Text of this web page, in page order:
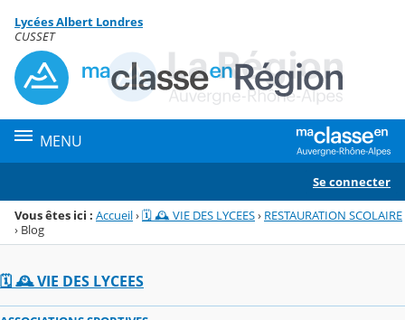
Menu de la rubrique
Contenu
Lycées Albert Londres
CUSSET
MENU
Se connecter
Vous êtes ici : Accueil›🗓️ 🕰️ VIE DES LYCEES› RESTAURATION SCOLAIRE
› Blog
🗓️ 🕰️ VIE DES LYCEES